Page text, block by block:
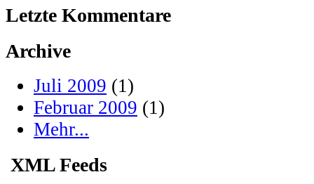
Letzte Kommentare
Archive
Juli 2009 (1)
Februar 2009 (1)
Mehr...
XML Feeds